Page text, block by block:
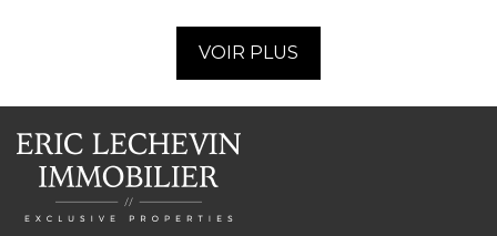
VOIR PLUS